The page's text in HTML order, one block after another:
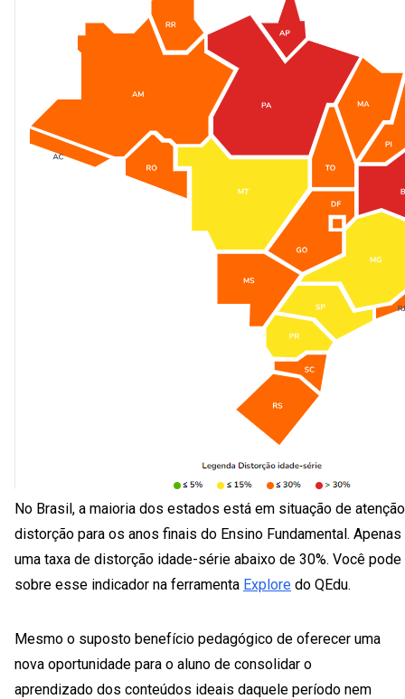
No Brasil, a maioria dos estados está em situação de
distorção para os anos finais do Ensino Fundamental.
uma taxa de distorção idade-série abaixo de 30%. Você
sobre esse indicador na ferramenta Explore do QEdu.
Mesmo o suposto benefício pedagógico de oferecer uma
nova oportunidade para o aluno de consolidar o
aprendizado dos conteúdos ideais daquele período nem